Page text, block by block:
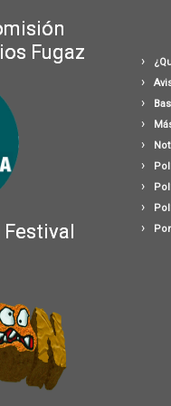
Fugaz